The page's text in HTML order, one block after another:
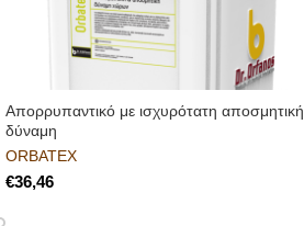
Απορρυπαντικό με ισχυρότατη αποσμητική
δύναμη
ORBATEX
€